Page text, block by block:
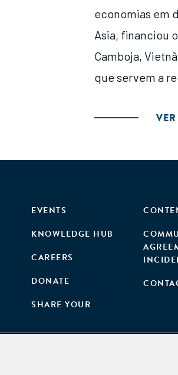
economias em
Asia, financiou
Camboja,
que servem a
EVENTS
KNOWLEDGE HUB
CAREERS
DONATE
SHARE YOUR